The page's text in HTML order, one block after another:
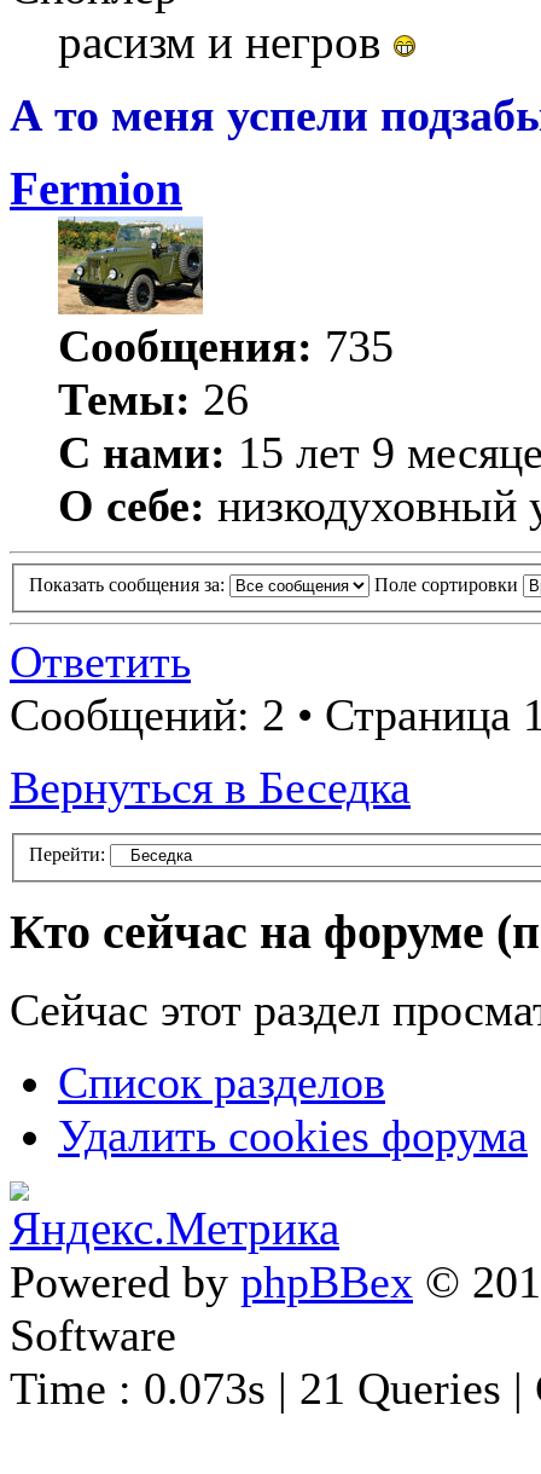
расизм и негров
А то меня успели
Fermion
Сообщения: 735
Темы: 26
С нами: 15 лет 9
О себе: низкодуховный
Показать сообщения за: Поле сортировки
Ответить
Сообщений: 2 • Страница
Вернуться в Беседка
Перейти:
Кто сейчас на форуме
Сейчас этот раздел
Список разделов
Удалить cookies форума
Powered by phpBBex ©
Software
Time : 0.073s | 21 Queries